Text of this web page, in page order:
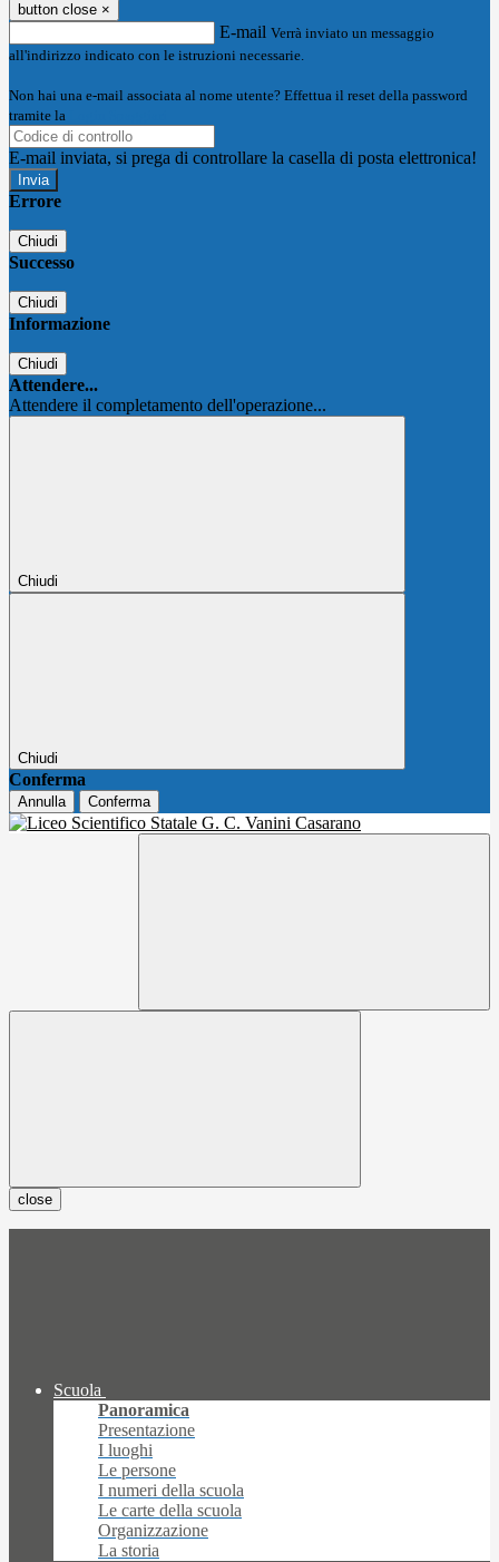
button close ×
E-mail Verrà inviato un messaggio
all'indirizzo indicato con le istruzioni necessarie.
Non hai una e-mail associata al nome utente? Effettua il reset della password
tramite la
E-mail inviata, si prega di controllare la casella di posta elettronica!
Errore
Chiudi
Successo
Chiudi
Informazione
Chiudi
Attendere...
Attendere il completamento dell'operazione...
Chiudi
Chiudi
Conferma
Annulla Conferma
close
Scuola
Panoramica
Presentazione
I luoghi
Le persone
I numeri della scuola
Le carte della scuola
Organizzazione
La storia